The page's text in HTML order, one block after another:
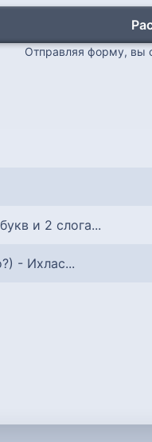
Отправляя форму, вы
и 2 слога...
- Ихлас...